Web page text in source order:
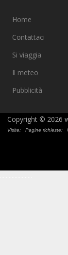
Home
Contattaci
Si viaggia
Il meteo
Pubblicità
Copyright ©
Visite: Pagine richieste: